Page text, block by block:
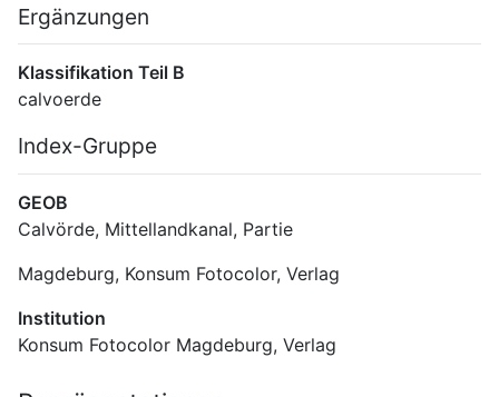
Ergänzungen
Klassifikation Teil B
calvoerde
Index-Gruppe
GEOB
Calvörde, Mittellandkanal, Partie
Magdeburg, Konsum Fotocolor, Verlag
Institution
Konsum Fotocolor Magdeburg, Verlag